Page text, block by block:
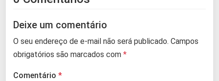
Deixe um comentário
O seu endereço de e-mail não será publicado. Campos
obrigatórios são marcados com *
Comentário *